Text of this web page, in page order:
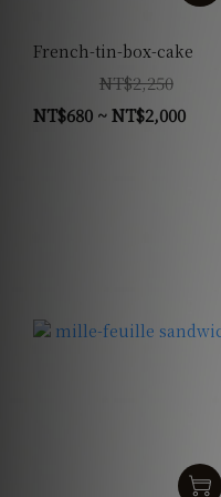
French-tin-box-cake
NT$2,250
NT$680 ~ NT$2,000